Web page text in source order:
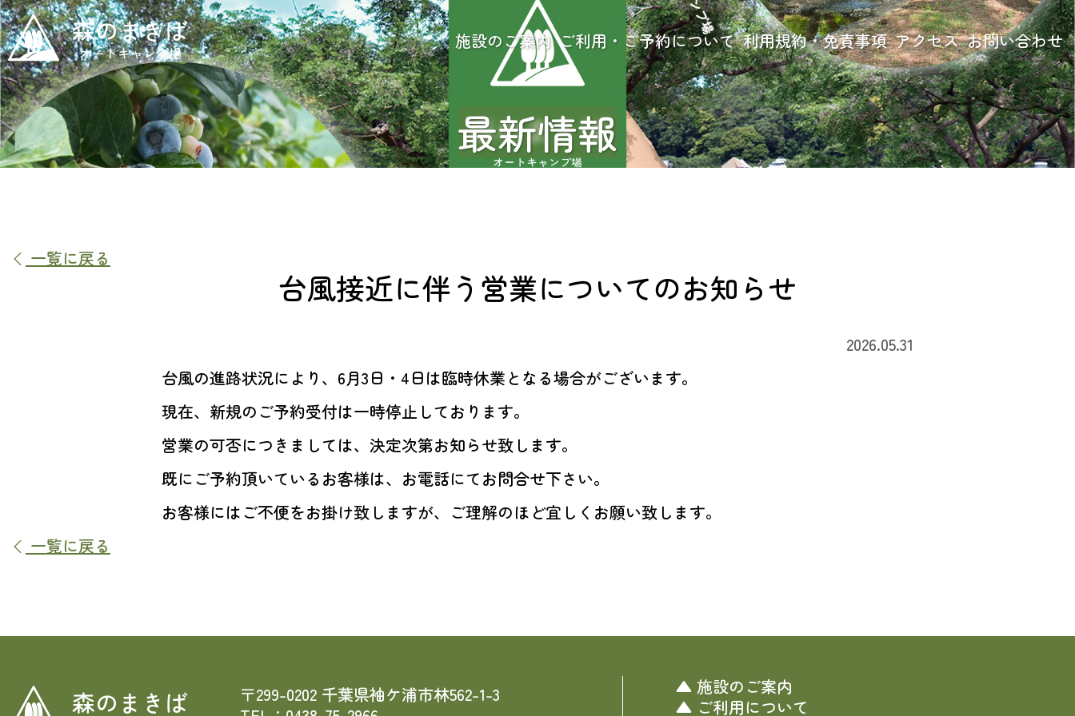
森のまきば
オートキャンプ場
施設のご案内 ご利用・ご予約について 利用規約・免責事項 アクセス お問い合わせ
最新情報
一覧に戻る
台風接近に伴う営業についてのお知らせ
2026.05.31
台風の進路状況により、6月3日・4日は臨時休業となる場合がございます。
現在、新規のご予約受付は一時停止しております。
営業の可否につきましては、決定次第お知らせ致します。
既にご予約頂いているお客様は、お電話にてお問合せ下さい。
お客様にはご不便をお掛け致しますが、ご理解のほど宜しくお願い致します。
一覧に戻る
森のまきば
〒299-0202 千葉県袖ケ浦市林562-1-3
施設のご案内
ご利用について